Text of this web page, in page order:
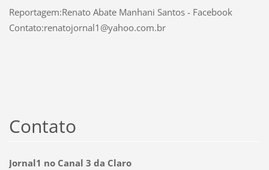
Reportagem:Renato Abate Manhani Santos - Facebook
Contato:renatojornal1@yahoo.com.br
Contato
Jornal1 no Canal 3 da Claro